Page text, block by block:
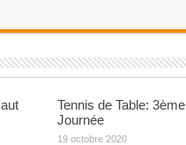
Tennis de Table: 3ème
Journée
19 octobre 2020